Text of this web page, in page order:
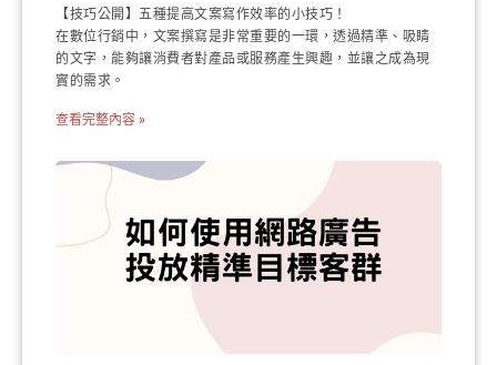
【技巧公開】五種提高文案寫作效率的小技巧！
在數位行銷中，文案撰寫是非常重要的一環，透過精準、吸睛
的文字，能夠讓消費者對產品或服務產生興趣，並讓之成為現
實的需求。
查看完整內容 »